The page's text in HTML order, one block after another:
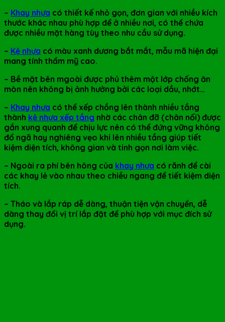
– Khay nhựa có thiết kế nhỏ gọn, đơn gian với nhiều kích
thước khác nhau phù hợp để ở nhiều nơi, có thể chứa
được nhiều mặt hàng tùy theo nhu cầu sử dụng.
– Kệ nhựa có màu xanh dương bắt mắt, mẫu mã hiện đại
mang tính thẩm mỹ cao.
– Bề mặt bên mgoài được phủ thêm một lớp chống ăn
mòn nên không bị ảnh hưởng bởi các loại dầu, nhớt…
– Khay nhựa có thể xếp chồng lên thành nhiều tầng
thành kệ nhựa xếp tầng nhờ các chân đỡ (chân nối) được
gắn xung quanh để chịu lực nên có thể đứng vững không
đổ ngã hay nghiêng vẹo khi lên nhiều tầng giúp tiết
kiệm diện tích, không gian và tinh gọn nơi làm việc.
– Ngoài ra phí bên hông của khay nhựa có rãnh để cài
các khay lẻ vào nhau theo chiều ngang để tiết kiệm diện
tích.
– Tháo và lắp ráp dễ dàng, thuận tiện vận chuyển, dễ
dàng thay đổi vị trí lắp đặt để phù hợp với mục đích sử
dụng.